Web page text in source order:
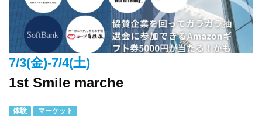
7/3(金)-7/4(土)
1st Smile marche
体験 マーケット